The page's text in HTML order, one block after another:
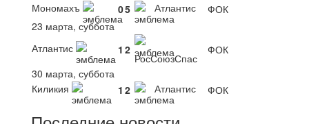
Мономахъ
05 Атлантис
ФОК
23 марта, суббота
Атлантис
1 2
РосСоюзСпас
ФОК
30 марта, суббота
Киликия
1 2 Атлантис ФОК